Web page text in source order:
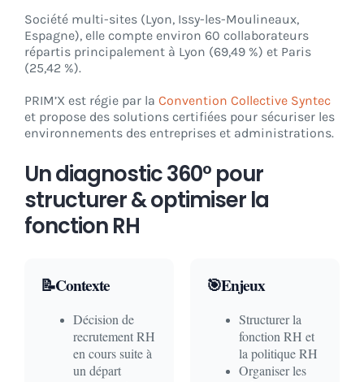
Société multi-sites (Lyon, Issy-les-Moulineaux,
Espagne), elle compte environ 60 collaborateurs
répartis principalement à Lyon (69,49 %) et Paris
(25,42 %).
PRIM’X est régie par la Convention Collective Syntec
et propose des solutions certifiées pour sécuriser les
environnements des entreprises et administrations.
Un diagnostic 360° pour
structurer & optimiser la
fonction RH
📝Contexte
Décision de
recrutement RH
en cours suite à
un départ
🎯Enjeux
Structurer la
fonction RH et
la politique RH
Organiser les